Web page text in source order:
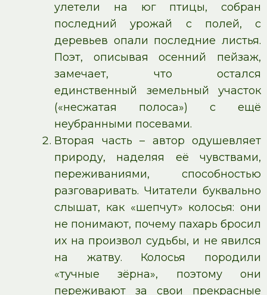
улетели на юг птицы, собран
последний урожай с полей, с
деревьев опали последние листья.
Поэт, описывая осенний пейзаж,
замечает, что остался
единственный земельный участок
(«несжатая полоса») с ещё
неубранными посевами.
Вторая часть – автор одушевляет
природу, наделяя её чувствами,
переживаниями, способностью
разговаривать. Читатели буквально
слышат, как «шепчут» колосья: они
не понимают, почему пахарь бросил
их на произвол судьбы, и не явился
на жатву. Колосья породили
«тучные зёрна», поэтому они
переживают за свои прекрасные